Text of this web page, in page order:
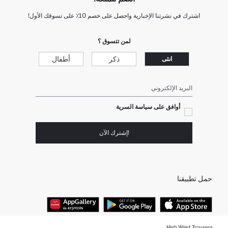
اشترك في نشرتنا الإخبارية واحصل على خصم 10٪ على تسوقك الأول!
لمن تتسوق ؟
انثى ذكر أطفال
البريد الإلكتروني
أوافق على سياسة السرية
!إشترك الآن
حمل تطبيقنا